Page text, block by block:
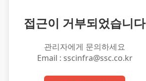
접근이 거부되었습니다
관리자에게 문의하세요
Email : sscinfra@ssc.co.kr